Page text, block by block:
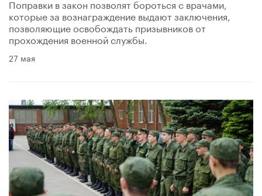
Поправки в закон позволят бороться с врачами,
которые за вознаграждение выдают заключения,
позволяющие освобождать призывников от
прохождения военной службы.
27 мая